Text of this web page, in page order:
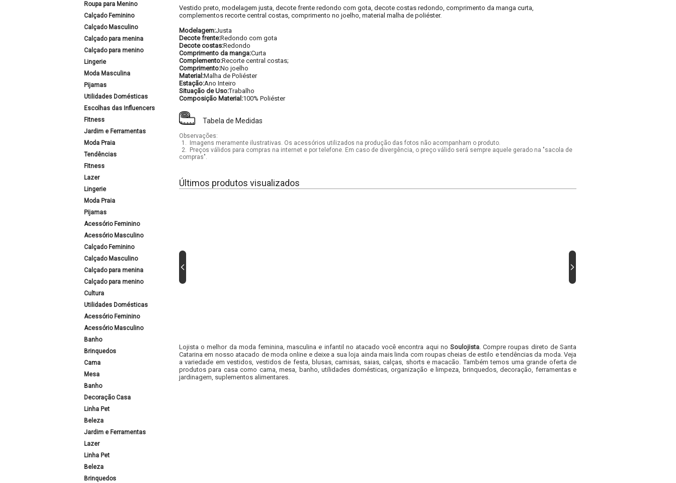
Roupa para Menino
Calçado Feminino
Calçado Masculino
Calçado para menina
Calçado para menino
Lingerie
Moda Masculina
Pijamas
Utilidades Domésticas
Escolhas das Influencers
Fitness
Jardim e Ferramentas
Moda Praia
Tendências
Fitness
Lazer
Lingerie
Moda Praia
Pijamas
Acessório Feminino
Acessório Masculino
Calçado Feminino
Calçado Masculino
Calçado para menina
Calçado para menino
Cultura
Utilidades Domésticas
Acessório Feminino
Acessório Masculino
Banho
Brinquedos
Cama
Mesa
Banho
Decoração Casa
Linha Pet
Beleza
Jardim e Ferramentas
Lazer
Linha Pet
Beleza
Brinquedos
Vestido preto, modelagem justa, decote frente redondo com gota, decote costas redondo, comprimento da manga curta,
complementos recorte central costas, comprimento no joelho, material malha de poliéster.
Modelagem:Justa
Decote frente:Redondo com gota
Decote costas:Redondo
Comprimento da manga:Curta
Complemento:Recorte central costas;
Comprimento:No joelho
Material:Malha de Poliéster
Estação:Ano Inteiro
Situação de Uso:Trabalho
Composição Material:100% Poliéster
Tabela de Medidas
Observações:
1.
Imagens meramente ilustrativas. Os acessórios utilizados na produção das fotos não acompanham o produto.
2.
Preços válidos para compras na internet e por telefone. Em caso de divergência, o preço válido será sempre aquele gerado na "sacola de
compras".
Últimos produtos visualizados
Lojista o melhor da moda feminina, masculina e infantil no atacado você encontra aqui no Soulojista. Compre roupas direto de Santa
Catarina em nosso atacado de moda online e deixe a sua loja ainda mais linda com roupas cheias de estilo e tendências da moda. Veja
a variedade em vestidos, vestidos de festa, blusas, camisas, saias, calças, shorts e macacão. Também temos uma grande oferta de
produtos para casa como cama, mesa, banho, utilidades domésticas, organização e limpeza, brinquedos, decoração, ferramentas e
jardinagem, suplementos alimentares.